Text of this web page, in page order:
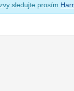
sledujte prosím